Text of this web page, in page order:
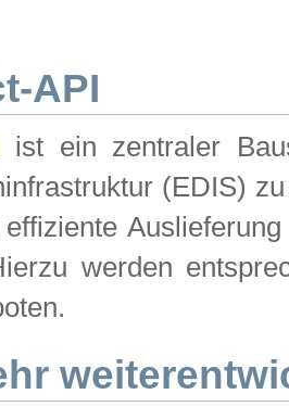
API
ist ein zentraler
(EDIS)
werden